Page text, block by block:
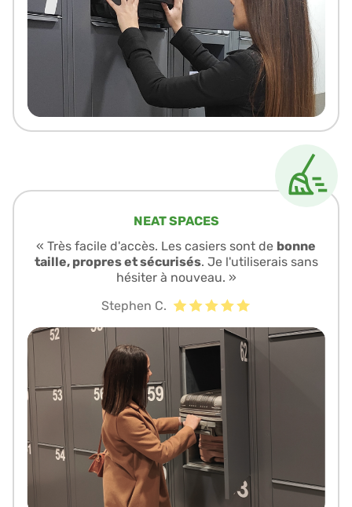
NEAT SPACES
« Très facile d'accès. Les casiers sont de bonne
taille, propres et sécurisés. Je l'utiliserais sans
hésiter à nouveau. »
Stephen C.